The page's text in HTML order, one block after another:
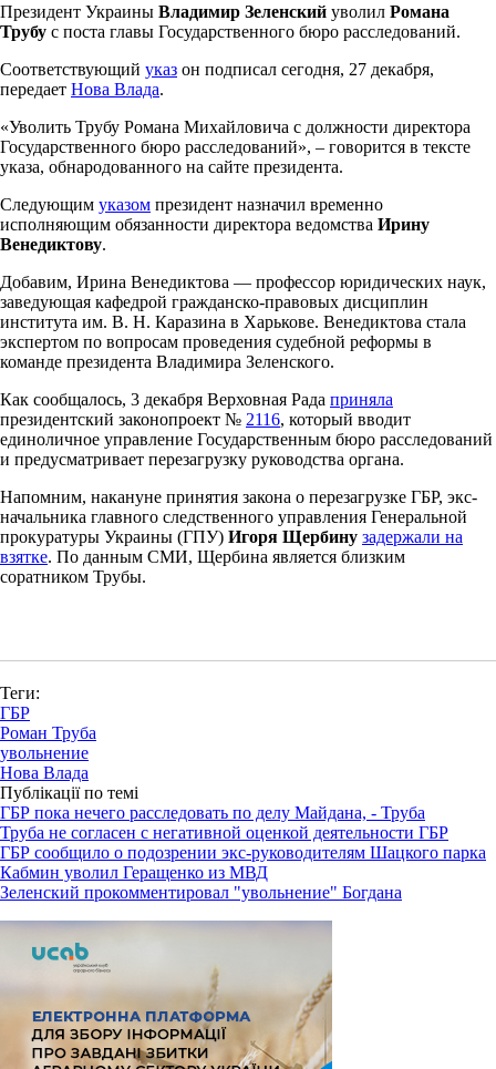
Президент Украины Владимир Зеленский уволил Романа
Трубу с поста главы Государственного бюро расследований.
Соответствующий указ он подписал сегодня, 27 декабря,
передает Нова Влада.
«Уволить Трубу Романа Михайловича с должности директора
Государственного бюро расследований», – говорится в тексте
указа, обнародованного на сайте президента.
Следующим указом президент назначил временно
исполняющим обязанности директора ведомства Ирину
Венедиктову.
Добавим, Ирина Венедиктова — профессор юридических наук,
заведующая кафедрой гражданско-правовых дисциплин
института им. В. Н. Каразина в Харькове. Венедиктова стала
экспертом по вопросам проведения судебной реформы в
команде президента Владимира Зеленского.
Как сообщалось, 3 декабря Верховная Рада приняла
президентский законопроект № 2116, который вводит
единоличное управление Государственным бюро расследований
и предусматривает перезагрузку руководства органа.
Напомним, накануне принятия закона о перезагрузке ГБР, экс-
начальника главного следственного управления Генеральной
прокуратуры Украины (ГПУ) Игоря Щербину задержали на
взятке. По данным СМИ, Щербина является близким
соратником Трубы.
Теги:
ГБР
Роман Труба
увольнение
Нова Влада
Публікації по темі
ГБР пока нечего расследовать по делу Майдана, - Труба
Труба не согласен с негативной оценкой деятельности ГБР
ГБР сообщило о подозрении экс-руководителям Шацкого парка
Кабмин уволил Геращенко из МВД
Зеленский прокомментировал "увольнение" Богдана